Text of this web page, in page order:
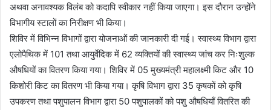
अथवा अनावश्यक विलंब को कदापि स्वीकार नहीं किया जाएगा। इस दौरान उन्होंने
विभागीय स्टालों का निरीक्षण भी किया।
शिविर में विभिन्न विभागों द्वारा योजनाओं की जानकारी दी गई। स्वास्थ्य विभाग द्वारा
एलोपैथिक में 101 तथा आयुर्वेदिक में 62 व्यक्तियों की स्वास्थ्य जांच कर निःशुल्क
औषधियों का वितरण किया गया। शिविर में 05 मुख्यमंत्री महालक्ष्मी किट और 10
किशोरी किट का वितरण भी किया गया। कृषि विभाग द्वारा 35 कृषकों को कृषि
उपकरण तथा पशुपालन विभाग द्वारा 50 पशुपालकों को पशु औषधियाँ वितरित की